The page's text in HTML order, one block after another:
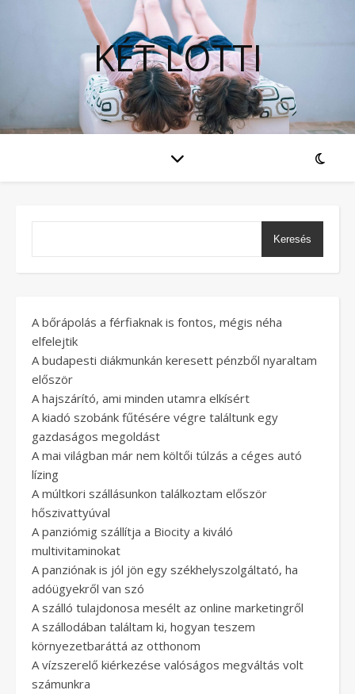
KÉT LOTTI
Keresés
A bőrápolás a férfiaknak is fontos, mégis néha
elfelejtik
A budapesti diákmunkán keresett pénzből nyaraltam
először
A hajszárító, ami minden utamra elkísért
A kiadó szobánk fűtésére végre találtunk egy
gazdaságos megoldást
A mai világban már nem költői túlzás a céges autó
lízing
A múltkori szállásunkon találkoztam először
hőszivattyúval
A panziómig szállítja a Biocity a kiváló
multivitaminokat
A panziónak is jól jön egy székhelyszolgáltató, ha
adóügyekről van szó
A szálló tulajdonosa mesélt az online marketingről
A szállodában találtam ki, hogyan teszem
környezetbaráttá az otthonom
A vízszerelő kiérkezése valóságos megváltás volt
számunkra